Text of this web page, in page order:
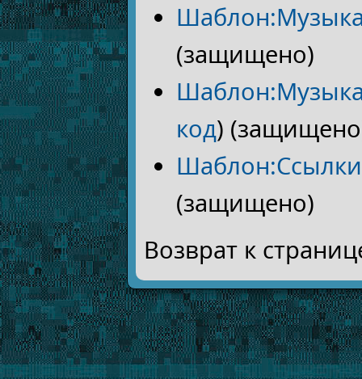
(защищено)
код)
Шаблон:Ссылки
(защищено)
Возврат к